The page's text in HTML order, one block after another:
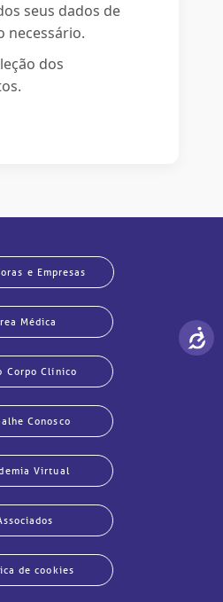
seus dados de
necessário.
dos
e Empresas
Médica
Corpo Clínico
Conosco
Virtual
de cookies